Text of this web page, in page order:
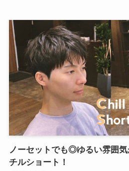
ノーセットでも◎ゆるい雰囲
チルショート！